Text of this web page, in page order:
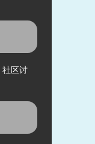
社区讨